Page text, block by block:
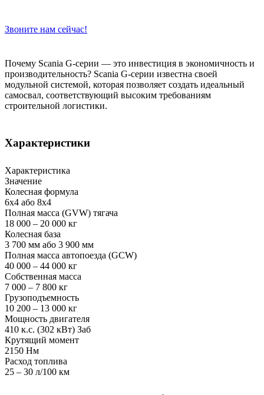
Звоните нам сейчас!
Почему Scania G-серии — это инвестиция в экономичность и
производительность? Scania G-серии известна своей
модульной системой, которая позволяет создать идеальный
самосвал, соответствующий высоким требованиям
строительной логистики.
Характеристики
Характеристика
Значение
Колесная формула
6x4 або 8x4
Полная масса (GVW) тягача
18 000 – 20 000 кг
Колесная база
3 700 мм або 3 900 мм
Полная масса автопоезда (GCW)
40 000 – 44 000 кг
Собственная масса
7 000 – 7 800 кг
Грузоподъемность
10 200 – 13 000 кг
Мощность двигателя
410 к.с. (302 кВт) Заб
Крутящий момент
2150 Нм
Расход топлива
25 – 30 л/100 км